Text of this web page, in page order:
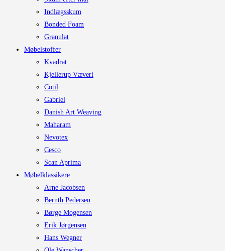
Indlægsskum
Bonded Foam
Granulat
Møbelstoffer
Kvadrat
Kjellerup Væveri
Cotil
Gabriel
Danish Art Weaving
Maharam
Nevotex
Cesco
Scan Aprima
Møbelklassikere
Arne Jacobsen
Bernth Pedersen
Børge Mogensen
Erik Jørgensen
Hans Wegner